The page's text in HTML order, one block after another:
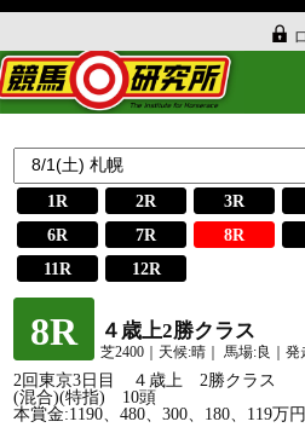
1R 2R 3R
6R
7R 8R
11R
12R
8R ４歳上2勝クラス
芝2400｜天候:晴｜ 馬場:良｜発
2回東京3日目 ４歳上 2勝クラス
(混合)(特指) 10頭
本賞金:1190、480、300、180、119万円